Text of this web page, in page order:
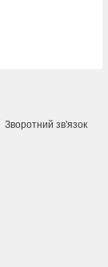
Зворотний зв'язок